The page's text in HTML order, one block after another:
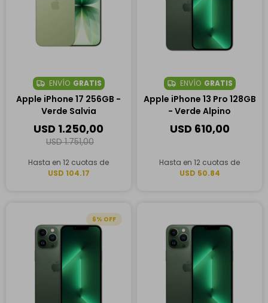
ENVÍO GRATIS
Apple iPhone 17 256GB -
Verde Salvia
USD 1.250,00
USD 1.751,00
Hasta en 12 cuotas de
USD 104.17
ENVÍO GRATIS
Apple iPhone 13 Pro 128GB
- Verde Alpino
USD 610,00
Hasta en 12 cuotas de
USD 50.84
6